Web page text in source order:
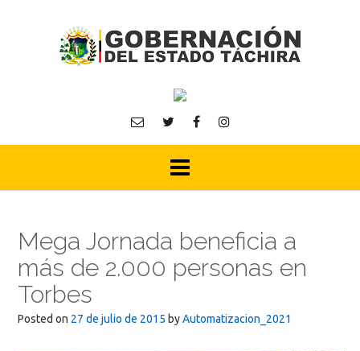
Mega Jornada beneficia a
más de 2.000 personas en
Torbes
Posted on 27 de julio de 2015 byAutomatizacion_2021